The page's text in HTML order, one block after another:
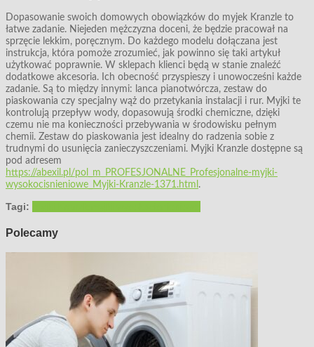
Dopasowanie swoich domowych obowiązków do myjek Kranzle to
łatwe zadanie. Niejeden mężczyzna doceni, że będzie pracował na
sprzęcie lekkim, poręcznym. Do każdego modelu dołączana jest
instrukcja, która pomoże zrozumieć, jak powinno się taki artykuł
użytkować poprawnie. W sklepach klienci będą w stanie znaleźć
dodatkowe akcesoria. Ich obecność przyspieszy i unowocześni każde
zadanie. Są to między innymi: lanca pianotwórcza, zestaw do
piaskowania czy specjalny wąż do przetykania instalacji i rur. Myjki te
kontrolują przepływ wody, dopasowują środki chemiczne, dzięki
czemu nie ma konieczności przebywania w środowisku pełnym
chemii. Zestaw do piaskowania jest idealny do radzenia sobie z
trudnymi do usunięcia zanieczyszczeniami. Myjki Kranzle dostępne są
pod adresem
https://abexil.pl/pol_m_PROFESJONALNE_Profesjonalne-myjki-
wysokocisnieniowe_Myjki-Kranzle-1371.html .
Tagi:
Polecamy